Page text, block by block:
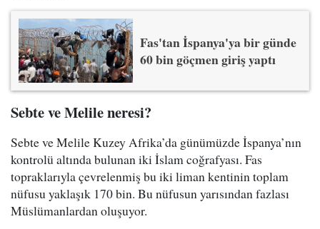
Fas'tan İspanya'ya bir günde
60 bin göçmen giriş yaptı
Sebte ve Melile neresi?
Sebte ve Melile Kuzey Afrika’da günümüzde İspanya’nın
kontrolü altında bulunan iki İslam coğrafyası. Fas
topraklarıyla çevrelenmiş bu iki liman kentinin toplam
nüfusu yaklaşık 170 bin. Bu nüfusun yarısından fazlası
Müslümanlardan oluşuyor.